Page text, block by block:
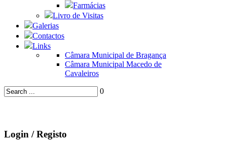
Farmácias
Livro de Visitas
Galerias
Contactos
Links
Câmara Municipal de Bragança
Câmara Municipal Macedo de
Cavaleiros
0
Login / Registo